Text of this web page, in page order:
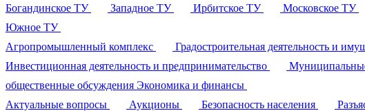
Богандинское ТУ
Западное ТУ Ирбитское ТУ Московское ТУ
Южное ТУ
Агропромышленный комплекс
Градостроительная деятельность и
Инвестиционная деятельность и предпринимательство
общественные обсуждения Экономика и финансы
Актуальные вопросы
Аукционы Безопасность населения